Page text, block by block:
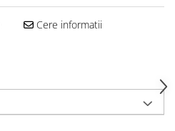
Cere informatii